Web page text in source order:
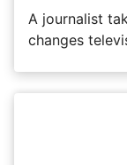
A journalist
changes